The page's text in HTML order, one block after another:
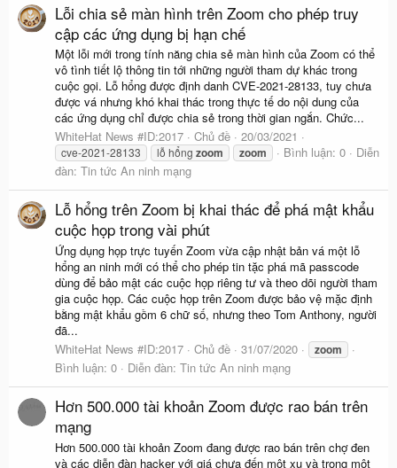
Lỗi chia sẻ màn hình trên Zoom cho phép truy
cập các ứng dụng bị hạn chế
Một lỗi mới trong tính năng chia sẻ màn hình của Zoom có thể
vô tình tiết lộ thông tin tới những người tham dự khác trong
cuộc gọi. Lỗ hổng được định danh CVE-2021-28133, tuy chưa
được vá nhưng khó khai thác trong thực tế do nội dung của
các ứng dụng chỉ được chia sẻ trong thời gian ngắn. Chức...
WhiteHat News #ID:2017
Chủ đề 20/03/2021
cve-2021-28133 lỗ hổng zoom zoom Bình luận: 0
Diễn
đàn: Tin tức An ninh mạng
Lỗ hổng trên Zoom bị khai thác để phá mật khẩu
cuộc họp trong vài phút
Ứng dụng họp trực tuyến Zoom vừa cập nhật bản vá một lỗ
hổng an ninh mới có thể cho phép tin tặc phá mã passcode
dùng để bảo mật các cuộc họp riêng tư và theo dõi người tham
gia cuộc họp. Các cuộc họp trên Zoom được bảo vệ mặc định
bằng mật khẩu gồm 6 chữ số, nhưng theo Tom Anthony, người
đã...
WhiteHat News #ID:2017
Chủ đề 31/07/2020 zoom
Bình luận: 0 Diễn đàn: Tin tức An ninh mạng
Hơn 500.000 tài khoản Zoom được rao bán trên
mạng
Hơn 500.000 tài khoản Zoom đang được rao bán trên chợ đen
và các diễn đàn hacker với giá chưa đến một xu và trong một